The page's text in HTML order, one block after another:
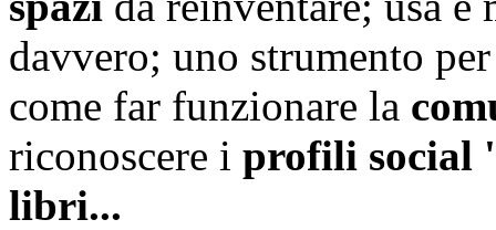
davvero; uno strumento
come far funzionare la
riconoscere i profili social
libri...